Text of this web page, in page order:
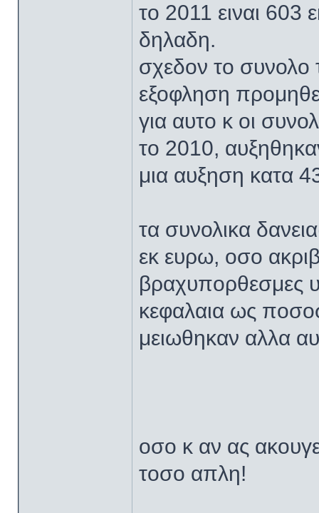
το 2011 ειναι
δηλαδη.
σχεδον το συνολο
εξοφληση
για αυτο κ οι
το 2010,
μια αυξηση κατα
τα συνολικα
εκ ευρω, οσο
βραχυπορθεσμες
κεφαλαια ως
μειωθηκαν αλλα
οσο κ αν ας
τοσο απλη!